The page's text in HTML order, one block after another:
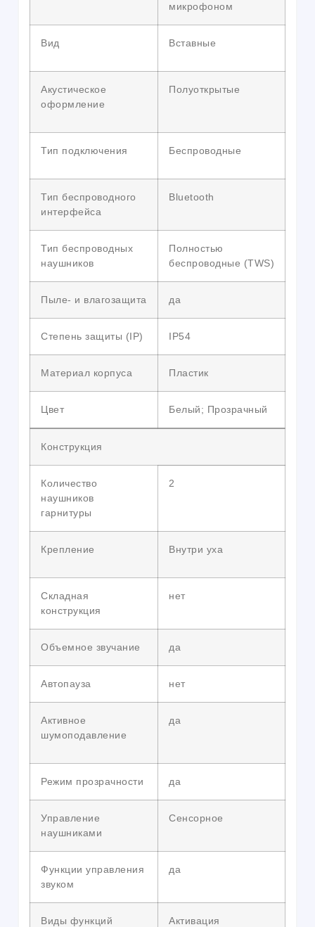
микрофоном
Вид Вставные
Акустическое
оформление
Полуоткрытые
Тип подключения Беспроводные
Тип беспроводного
интерфейса
Bluetooth
Тип беспроводных
наушников
Полностью
беспроводные (TWS)
Пыле- и влагозащита да
Степень защиты (IP) IP54
Материал корпуса Пластик
Цвет Белый; Прозрачный
Конструкция
Количество
наушников
гарнитуры
2
Крепление Внутри уха
Складная
конструкция
нет
Объемное звучание да
Автопауза нет
Активное
шумоподавление
да
Режим прозрачности да
Управление
наушниками
Сенсорное
Функции управления
звуком
да
Виды функций Активация